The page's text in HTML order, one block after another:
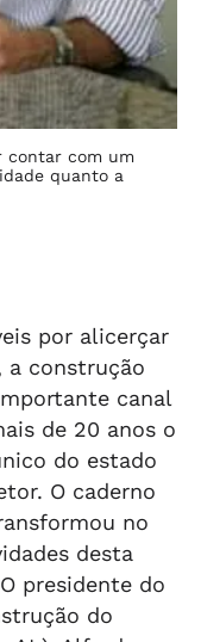
contar com um
quanto a
por alicerçar
a construção
canal
de 20 anos o
do estado
O caderno
no
desta
presidente do
do